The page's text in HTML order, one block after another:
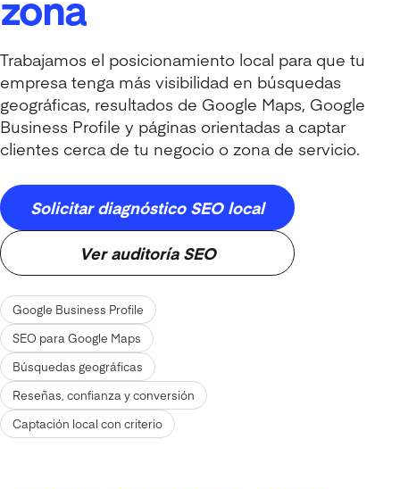
Trabajamos el posicionamiento local para que tu
empresa tenga más visibilidad en búsquedas
geográficas, resultados de Google Maps, Google
Business Profile y páginas orientadas a captar
clientes cerca de tu negocio o zona de servicio.
Solicitar diagnóstico SEO local
Ver auditoría SEO
Google Business Profile
SEO para Google Maps
Búsquedas geográficas
Reseñas, confianza y conversión
Captación local con criterio